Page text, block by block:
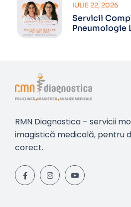
Servicii
Pneumologie
IULIE 22, 2026
RMN Diagnostica – servicii
imagistică medicală, pentru
corect.